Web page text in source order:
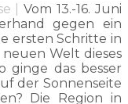
|Vom 13.-16. Juni
gegen ein
ersten Schritte in
Welt dieses
ginge das besser
der Sonnenseite
Die Region in